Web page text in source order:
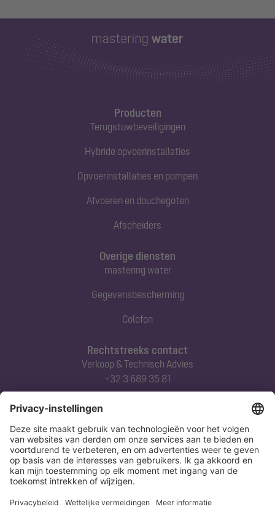
Producten
Terugstuwbeveiligingen
Hybride opvoerinstallaties
Opvoerinstallaties en pompen
Afvoeren en douchegoten
Afscheiders
Rechtstreeks contact
Verkoop & Technisch Advies
+32 3 689 35 81
Abonneert u zich op onze nieuwsbrief
Nu aanmelden
Overige diensten
mastering water
Gegevensbescherming
Colofon